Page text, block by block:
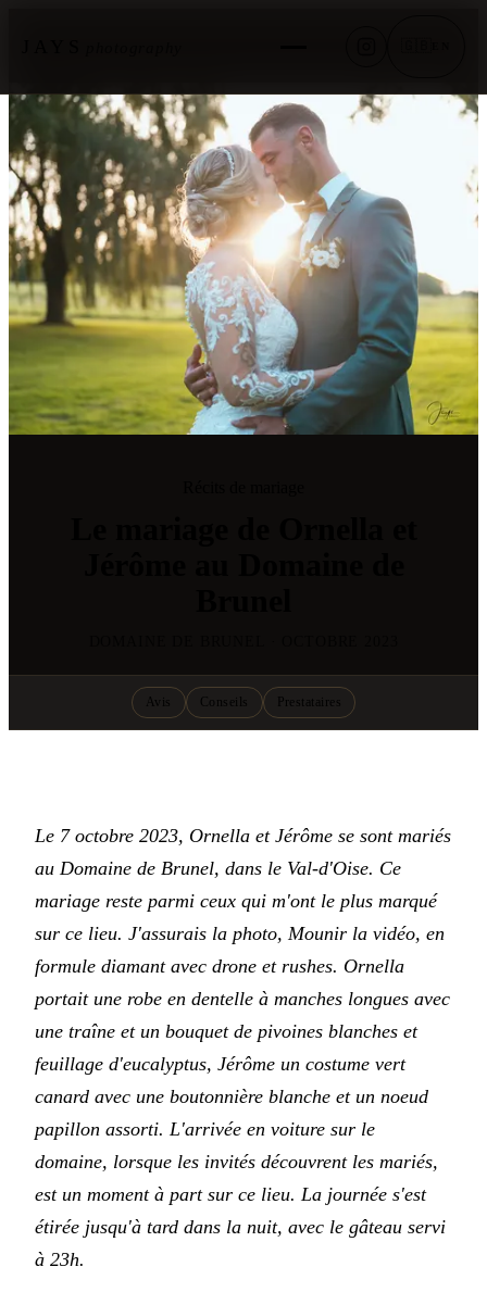
Avis Conseils Prestataires
Le 7 octobre 2023, Ornella et Jérôme se sont mariés
au Domaine de Brunel, dans le Val-d'Oise. Ce
mariage reste parmi ceux qui m'ont le plus marqué
sur ce lieu. J'assurais la photo, Mounir la vidéo, en
formule diamant avec drone et rushes. Ornella
portait une robe en dentelle à manches longues avec
une traîne et un bouquet de pivoines blanches et
feuillage d'eucalyptus, Jérôme un costume vert
canard avec une boutonnière blanche et un noeud
papillon assorti. L'arrivée en voiture sur le
domaine, lorsque les invités découvrent les mariés,
est un moment à part sur ce lieu. La journée s'est
étirée jusqu'à tard dans la nuit, avec le gâteau servi
à 23h.